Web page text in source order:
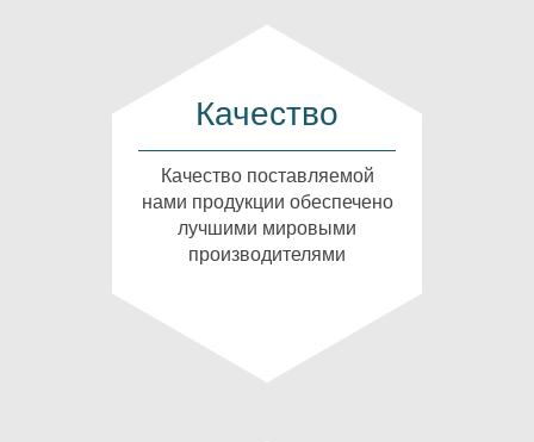
Качество
Качество поставляемой
нами продукции обеспечено
лучшими мировыми
производителями